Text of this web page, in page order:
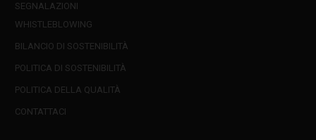
SEGNALAZIONI
WHISTLEBLOWING
BILANCIO DI SOSTENIBILITÀ
POLITICA DI SOSTENIBILITÀ
POLITICA DELLA QUALITÀ
CONTATTACI